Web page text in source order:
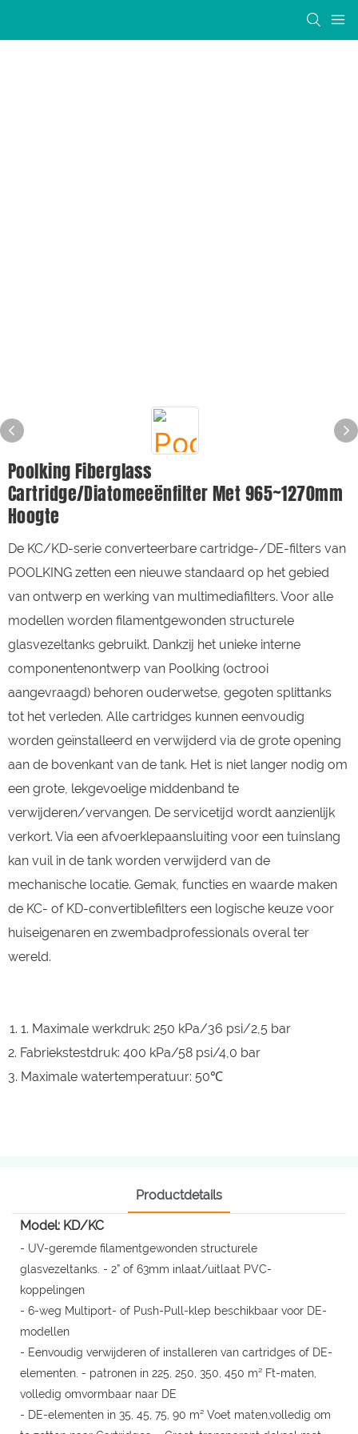
Poolking Fiberglass
Cartridge/Diatomeeënfilter Met 965~1270mm
Hoogte
De KC/KD-serie converteerbare cartridge-/DE-filters van
POOLKING zetten een nieuwe standaard op het gebied
van ontwerp en werking van multimediafilters. Voor alle
modellen worden filamentgewonden structurele
glasvezeltanks gebruikt. Dankzij het unieke interne
componentenontwerp van Poolking (octrooi
aangevraagd) behoren ouderwetse, gegoten splittanks
tot het verleden. Alle cartridges kunnen eenvoudig
worden geïnstalleerd en verwijderd via de grote opening
aan de bovenkant van de tank. Het is niet langer nodig om
een ​​grote, lekgevoelige middenband te
verwijderen/vervangen. De servicetijd wordt aanzienlijk
verkort. Via een afvoerklepaansluiting voor een tuinslang
kan vuil in de tank worden verwijderd van de
mechanische locatie. Gemak, functies en waarde maken
de KC- of KD-convertiblefilters een logische keuze voor
huiseigenaren en zwembadprofessionals overal ter
wereld.
1. Maximale werkdruk: 250 kPa/36 psi/2,5 bar
2. Fabriekstestdruk: 400 kPa/58 psi/4,0 bar
3. Maximale watertemperatuur: 50℃
Productdetails
Model: KD/KC
- UV-geremde filamentgewonden structurele
glasvezeltanks. - 2” of 63mm inlaat/uitlaat PVC-
koppelingen
- 6-weg Multiport- of Push-Pull-klep beschikbaar voor DE-
modellen
- Eenvoudig verwijderen of installeren van cartridges of DE-
elementen. - patronen in 225, 250, 350, 450 m² Ft-maten,
volledig omvormbaar naar DE
- DE-elementen in 35, 45, 75, 90 m² Voet maten,volledig om